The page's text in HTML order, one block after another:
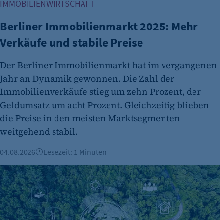
fe_typo_user
Anbieter:
CMS TYPO3
Session-Cookie für die Verwaltung von
Benutzer-Sessions (z. B. bei Login, Umfrage
oder Formularen). Wird auch bei Caching zur
Identifizierung verwendet.
Cookie Laufzeit:
Session
Cookie Consent
Name:
cookie_consent
Zweck:
Dieser Cookie speichert die ausgewählten
IMMOBILIENWIRTSCHAFT
Berliner Immobilienmarkt 2025: Mehr
Verkäufe und stabile Preise
Der Berliner Immobilienmarkt hat im vergangenen
Jahr an Dynamik gewonnen. Die Zahl der
Immobilienverkäufe stieg um zehn Prozent, der
Geldumsatz um acht Prozent. Gleichzeitig blieben
die Preise in den meisten Marktsegmenten
weitgehend stabil.
04.08.2026 Lesezeit: 1 Minuten
ESG & Nachhaltigkeit: Was die neuen Vorgaben für